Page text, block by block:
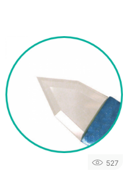
527